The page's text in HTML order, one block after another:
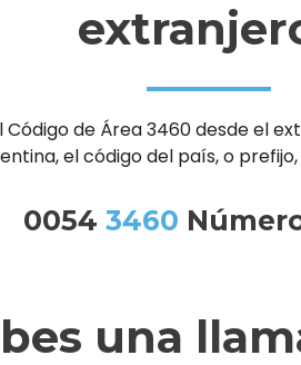
de Área 3460 desde el
el código del país, o
0054 3460
una